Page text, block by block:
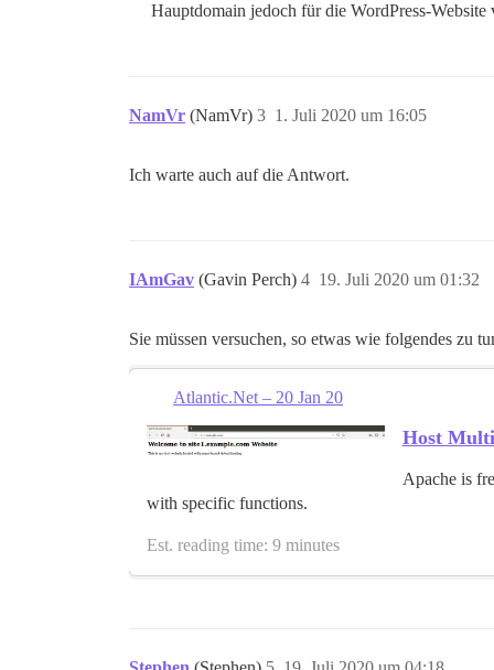
Hauptdomain jedoch für die WordPress-Website
NamVr (NamVr) 1. Juli 2020 um 16:05
3
Ich warte auch auf die Antwort.
IAmGav (Gavin Perch) 19. Juli 2020 um 01:32
4
Sie müssen versuchen, so etwas wie folgendes zu
Atlantic.Net – 20 Jan 20
Host
Apache is
with specific functions.
Est. reading time: 9 minutes